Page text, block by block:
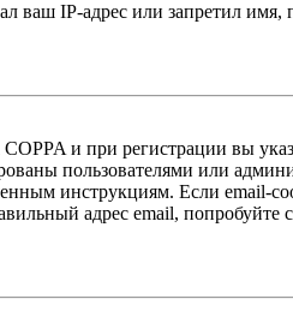
ваш IP-адрес или запретил имя,
и при регистрации вы
пользователями или
инструкциям. Если email-
адрес email, попробуйте